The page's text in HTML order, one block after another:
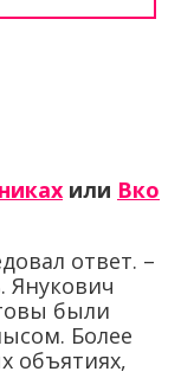
или Вко
ответ. –
Янукович
были
Более
объятиях,